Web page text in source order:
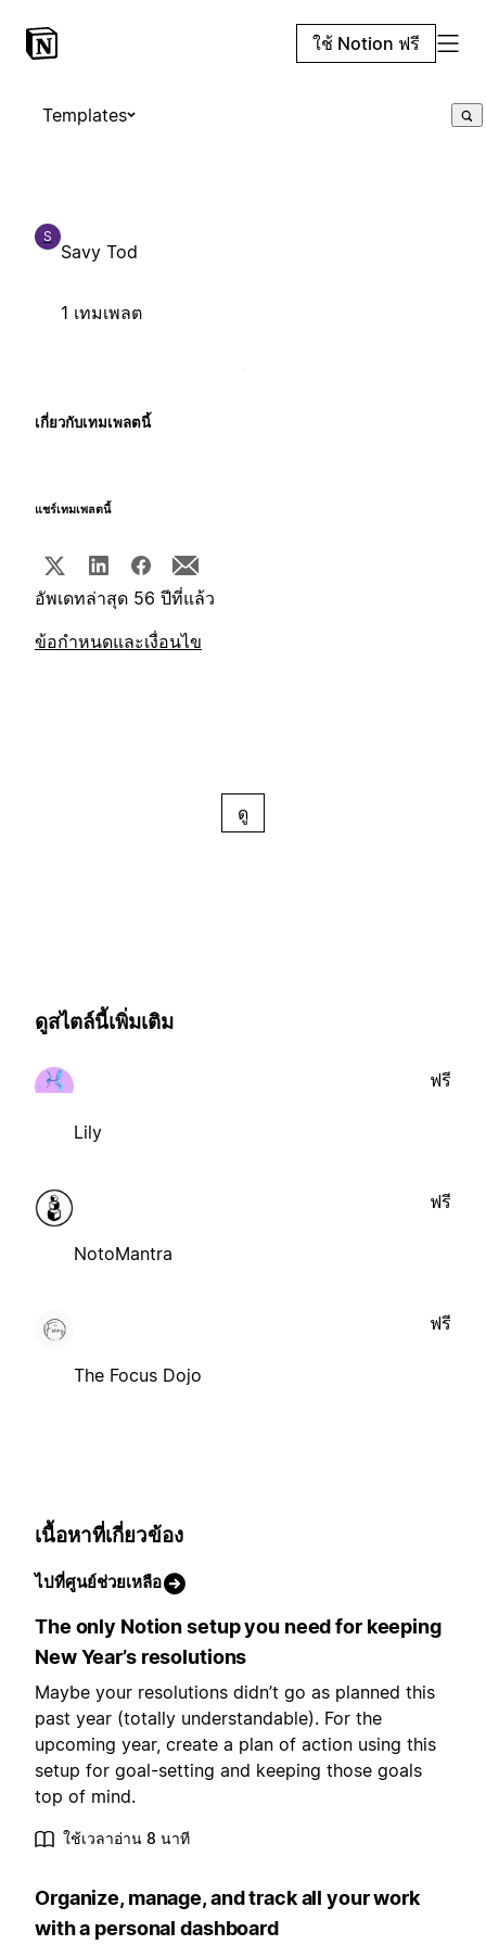
ใช้ Notion ฟรี
Templates
S
Savy Tod
1 เทมเพลต
เกี่ยวกับเทมเพลตนี้
แชร์เทมเพลตนี้
อัพเดทล่าสุด 56 ปีที่แล้ว
ข้อกำหนดและเงื่อนไข
ดู
ดูสไตล์นี้เพิ่มเติม
Lily
ฟรี
NotoMantra
ฟรี
The Focus Dojo
ฟรี
เนื้อหาที่เกี่ยวข้อง
ไปที่ศูนย์ช่วยเหลือ
The only Notion setup you need for keeping
New Year’s resolutions
Maybe your resolutions didn’t go as planned this
past year (totally understandable). For the
upcoming year, create a plan of action using this
setup for goal-setting and keeping those goals
top of mind.
ใช้เวลาอ่าน 8 นาที
Organize, manage, and track all your work
with a personal dashboard